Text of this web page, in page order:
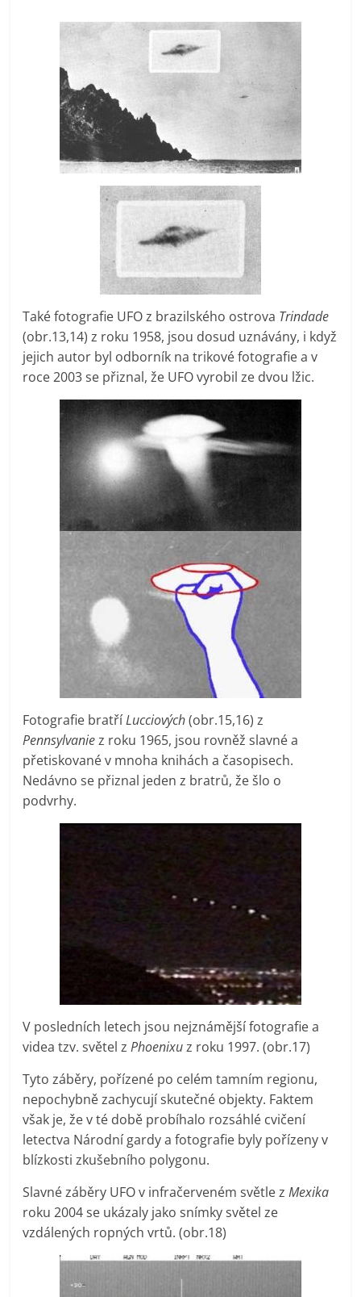
Také fotografie UFO z brazilského ostrova Trindade
(obr.13,14) z roku 1958, jsou dosud uznávány, i když
jejich autor byl odborník na trikové fotografie a v
roce 2003 se přiznal, že UFO vyrobil ze dvou lžic.
Fotografie bratříLucciových(obr.15,16) z
Pennsylvaniez roku 1965, jsou rovněž slavné a
přetiskované v mnoha knihách a časopisech.
Nedávno se přiznal jeden z bratrů, že šlo o
podvrhy.
V posledních letech jsou nejznámější fotografie a
videa tzv. světel zPhoenixuz roku 1997. (obr.17)
Tyto záběry, pořízené po celém tamním regionu,
nepochybně zachycují skutečné objekty. Faktem
však je, že v té době probíhalo rozsáhlé cvičení
letectva Národní gardy a fotografie byly pořízeny v
blízkosti zkušebního polygonu.
Slavné záběry UFO v infračerveném světle zMexika
roku 2004 se ukázaly jako snímky světel ze
vzdálených ropných vrtů. (obr.18)